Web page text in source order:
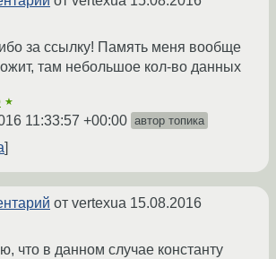
за ссылку! Память меня вообще
там небольшое кол-во данных
★
11:33:57 +00:00 автор топика
от vertexua 15.08.2016
что в данном случае константу